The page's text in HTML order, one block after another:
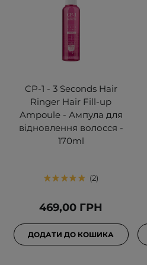
CP-1 - 3 Seconds Hair
Ringer Hair Fill-up
Ampoule - Ампула для
відновлення волосся -
170ml
2
469,00 ГРН
ДОДАТИ ДО КОШИКА